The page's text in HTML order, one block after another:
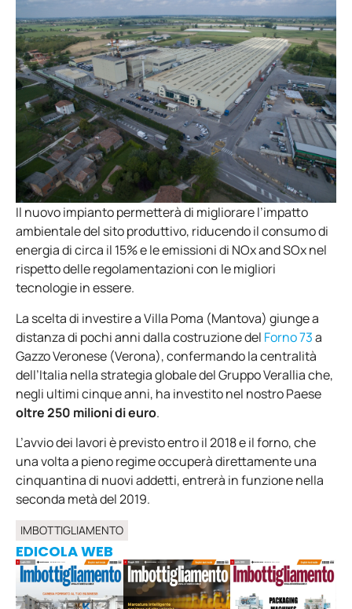
Il nuovo impianto permetterà di migliorare l’impatto
ambientale del sito produttivo, riducendo il consumo di
energia di circa il 15% e le emissioni di NOx and SOx nel
rispetto delle regolamentazioni con le migliori
tecnologie in essere.
La scelta di investire a Villa Poma (Mantova) giunge a
distanza di pochi anni dalla costruzione del Forno 73a
Gazzo Veronese (Verona), confermando la centralità
dell’Italia nella strategia globale del Gruppo Verallia che,
negli ultimi cinque anni, ha investito nel nostro Paese
oltre 250 milioni di euro.
L’avvio dei lavori è previsto entro il 2018 e il forno, che
una volta a pieno regime occuperà direttamente una
cinquantina di nuovi addetti, entrerà in funzione nella
seconda metà del 2019.
IMBOTTIGLIAMENTO
EDICOLA WEB